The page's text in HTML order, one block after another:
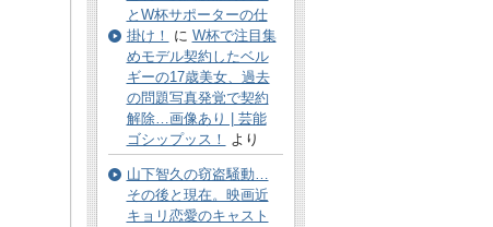
とW杯サポーターの仕
掛け！
に W杯で注目集
めモデル契約したベル
ギーの17歳美女、過去
の問題写真発覚で契約
解除…画像あり | 芸能
ゴシップッス！
より
山下智久の窃盗騒動…
その後と現在。映画近
キョリ恋愛のキャスト